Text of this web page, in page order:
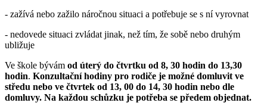
- zažívá nebo zažilo náročnou situaci a potřebuje se s ní vyrovnat
- nedovede situaci zvládat jinak, než tím, že sobě nebo druhým
ubližuje
Ve škole bývám od úterý do čtvrtku od 8, 30 hodin do 13,30
hodin. Konzultační hodiny pro rodiče je možné domluvit ve
středu nebo ve čtvrtek od 13, 00 do 14, 30 hodin nebo dle
domluvy. Na každou schůzku je potřeba se předem objednat.